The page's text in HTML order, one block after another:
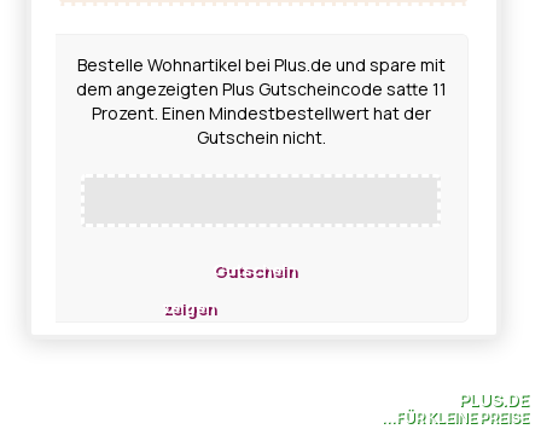
Bestelle Wohnartikel bei Plus.de und spare mit
dem angezeigten Plus Gutscheincode satte 11
Prozent. Einen Mindestbestellwert hat der
Gutschein nicht.
Gutschein
zeigen
PLUS.DE
...FÜR KLEINE PREISE